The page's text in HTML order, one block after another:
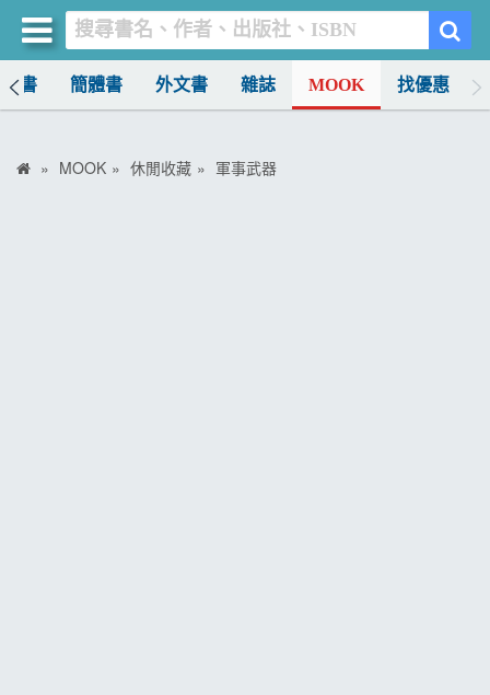
書 簡體書 外文書 雜誌 MOOK 找優惠
MOOK 休閒收藏 軍事武器
買書網
首頁